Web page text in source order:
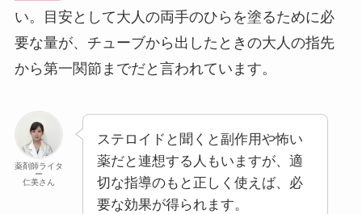
い。目安として大人の両手のひらを塗るために必
要な量が、チューブから出したときの大人の指先
から第一関節までだと言われています。
薬剤師ライタ
ー
仁美さん
ステロイドと聞くと副作用や怖い
薬だと連想する人もいますが、適
切な指導のもと正しく使えば、必
要な効果が得られます。